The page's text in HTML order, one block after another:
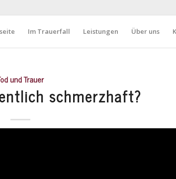
Im Trauerfall Leistungen Über uns
und Trauer
schmerzhaft?